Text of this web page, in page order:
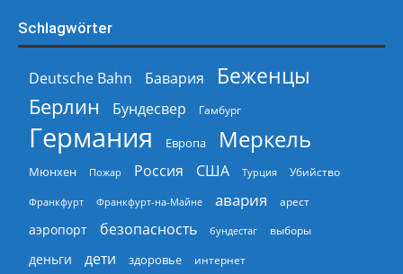
Schlagwörter
Deutsche Bahn Бавария
Беженцы
Берлин
Бундесвер Гамбург
Германия Европа Меркель
Мюнхен Пожар Россия США Турция Убийство
Франкфурт Франкфурт-на-Майне авария арест
аэропорт безопасность бундестаг выборы
деньги дети здоровье интернет